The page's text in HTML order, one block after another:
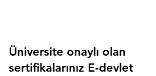
Üniversite onaylı olan
sertifikalarınız E-devlet